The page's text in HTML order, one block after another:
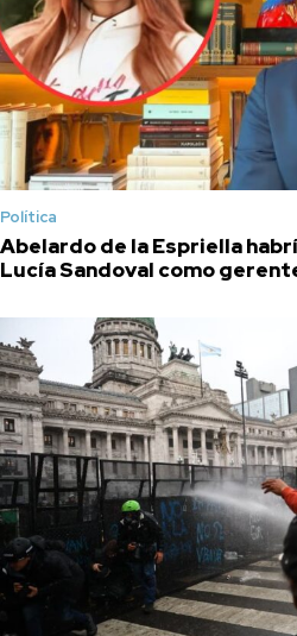
Política
Abelardo de la Espriella
Lucía Sandoval como